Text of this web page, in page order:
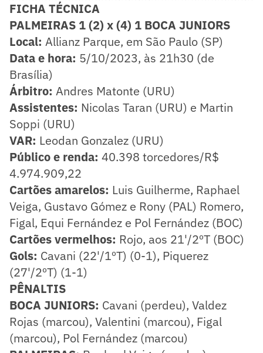
FICHA TÉCNICA
PALMEIRAS 1 (2) x (4) 1 BOCA JUNIORS
Local: Allianz Parque, em São Paulo (SP)
Data e hora: 5/10/2023, às 21h30 (de
Brasília)
Árbitro: Andres Matonte (URU)
Assistentes: Nicolas Taran (URU) e Martin
Soppi (URU)
VAR: Leodan Gonzalez (URU)
Público e renda: 40.398 torcedores/R$
4.974.909,22
Cartões amarelos: Luis Guilherme, Raphael
Veiga, Gustavo Gómez e Rony (PAL) Romero,
Figal, Equi Fernández e Pol Fernández (BOC)
Cartões vermelhos: Rojo, aos 21'/2ºT (BOC)
Gols: Cavani (22'/1ºT) (0-1), Piquerez
(27'/2ºT) (1-1)
PÊNALTIS
BOCA JUNIORS: Cavani (perdeu), Valdez
Rojas (marcou), Valentini (marcou), Figal
(marcou), Pol Fernández (marcou)